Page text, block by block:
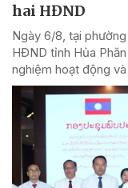
hai HĐND
Ngày 6/8, tại
HĐND tỉnh Hủa
nghiệm hoạt động